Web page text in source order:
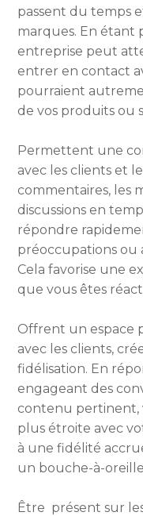
passent du temps
marques. En étant
entreprise peut
entrer en contact
pourraient
de vos produits ou
Permettent une
avec les clients et
commentaires, les
discussions en
répondre
préoccupations ou
Cela favorise une
que vous êtes
Offrent un espace
avec les clients,
fidélisation. En
engageant des
contenu pertinent,
plus étroite avec
à une fidélité
un bouche-à-
Être présent sur